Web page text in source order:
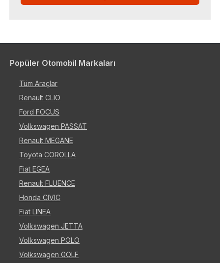
Popüler Otomobil Markaları
Tüm Araçlar
Renault CLIO
Ford FOCUS
Volkswagen PASSAT
Renault MEGANE
Toyota COROLLA
Fiat EGEA
Renault FLUENCE
Honda CIVIC
Fiat LINEA
Volkswagen JETTA
Volkswagen POLO
Volkswagen GOLF